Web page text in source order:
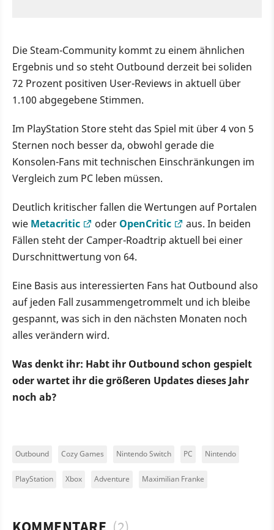
Die Steam-Community kommt zu einem ähnlichen
Ergebnis und so steht Outbound derzeit bei soliden
72 Prozent positiven User-Reviews in aktuell über
1.100 abgegebene Stimmen.
Im PlayStation Store steht das Spiel mit über 4 von 5
Sternen noch besser da, obwohl gerade die
Konsolen-Fans mit technischen Einschränkungen im
Vergleich zum PC leben müssen.
Deutlich kritischer fallen die Wertungen auf Portalen
wie Metacritic oder OpenCritic
aus. In beiden
Fällen steht der Camper-Roadtrip aktuell bei einer
Durschnittwertung von 64.
Eine Basis aus interessierten Fans hat Outbound also
auf jeden Fall zusammengetrommelt und ich bleibe
gespannt, was sich in den nächsten Monaten noch
alles verändern wird.
Was denkt ihr: Habt ihr Outbound schon gespielt
oder wartet ihr die größeren Updates dieses Jahr
noch ab?
Outbound Cozy Games Nintendo Switch PC Nintendo
PlayStation Xbox Adventure Maximilian Franke